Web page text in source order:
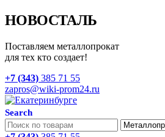
НОВОСТАЛЬ
Поставляем металлопрокат
для тех кто создает!
+7 (343) 385 71 55
zapros@wiki-prom24.ru
Search